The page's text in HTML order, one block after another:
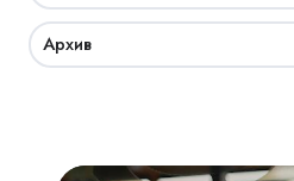
Архив